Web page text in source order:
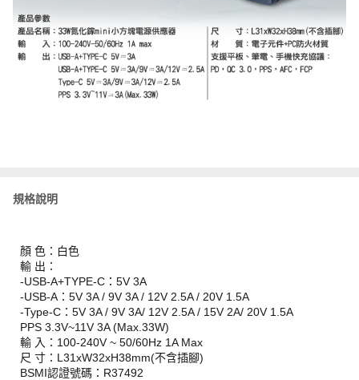
規格說明
顏 色：白色
輸 出：
-USB-A+TYPE-C：5V 3A
-USB-A：5V 3A / 9V 3A / 12V 2.5A / 20V 1.5A
-Type-C：5V 3A / 9V 3A/ 12V 2.5A / 15V 2A/ 20V 1.5A
PPS 3.3V~11V 3A (Max.33W)
輸 入：100-240V ~ 50/60Hz 1A Max
尺 寸：L31xW32xH38mm(不含插腳)
BSMI認證號碼：R37492